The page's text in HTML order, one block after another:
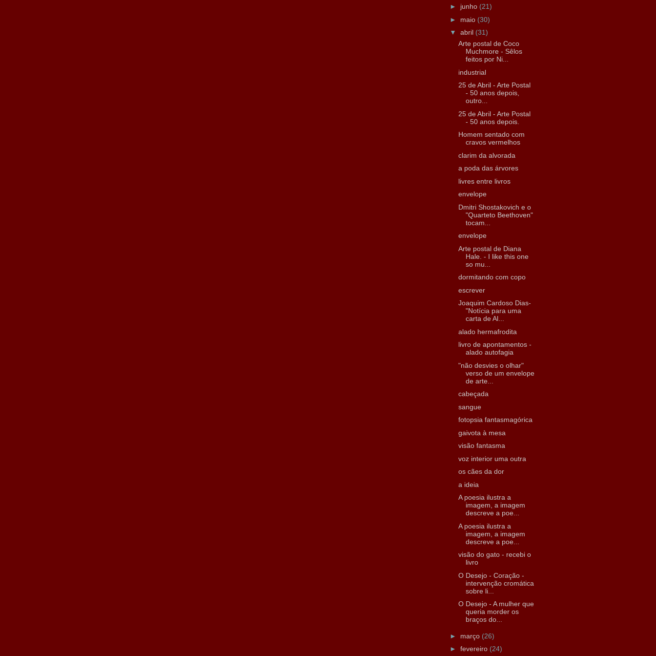
► junho (21)
► maio (30)
▼ abril (31)
Arte postal de Coco
Muchmore - Sêlos
feitos por Ni...
industrial
25 de Abril - Arte Postal
- 50 anos depois,
outro...
25 de Abril - Arte Postal
- 50 anos depois.
Homem sentado com
cravos vermelhos
clarim da alvorada
a poda das árvores
livres entre livros
envelope
Dmitri Shostakovich e o
"Quarteto Beethoven"
tocam...
envelope
Arte postal de Diana
Hale. - I like this one
so mu...
dormitando com copo
escrever
Joaquim Cardoso Dias-
"Notícia para uma
carta de Al...
alado hermafrodita
livro de apontamentos -
alado autofagia
"não desvies o olhar"
verso de um envelope
de arte...
cabeçada
sangue
fotopsia fantasmagórica
gaivota à mesa
visão fantasma
voz interior uma outra
os cães da dor
a ideia
A poesia ilustra a
imagem, a imagem
descreve a poe...
A poesia ilustra a
imagem, a imagem
descreve a poe...
visão do gato - recebi o
livro
O Desejo - Coração -
intervenção cromática
sobre li...
O Desejo - A mulher que
queria morder os
braços do...
► março (26)
► fevereiro (24)